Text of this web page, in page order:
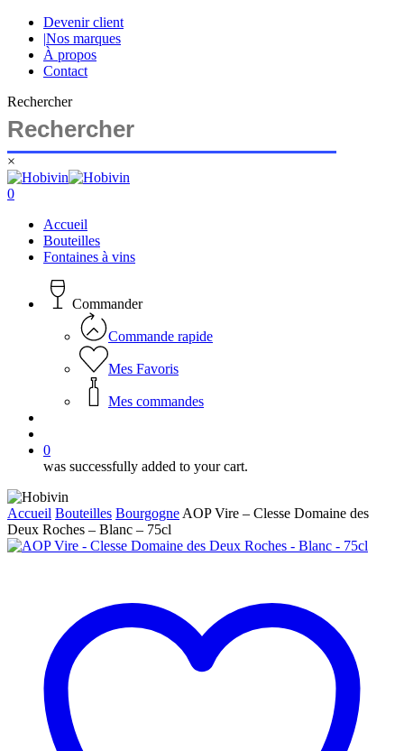
Skip
main
content
Devenir client
|Nos marques
À propos
Contact
Rechercher
×
Close
Search
search
account
0
Accueil
Bouteilles
Fontaines à vins
Commander
Commande rapide
Mes Favoris
Mes commandes
0
was successfully added to your cart.
Accueil Bouteilles Bourgogne AOP Vire – Clesse Domaine des
Deux Roches – Blanc – 75cl